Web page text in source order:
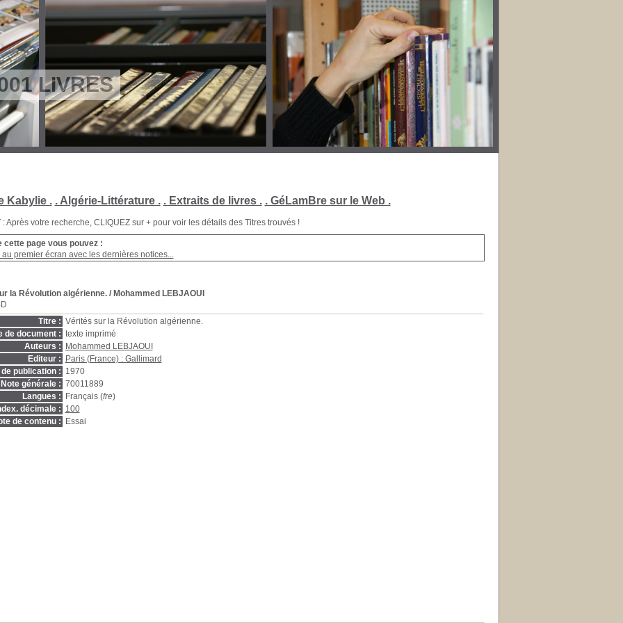
LIVRES
Kabylie . . Algérie-Littérature . . Extraits de livres . . GéLamBre sur le Web .
: Après votre recherche, CLIQUEZ sur + pour voir les détails des Titres trouvés !
cette page vous pouvez :
au premier écran avec les dernières notices...
la Révolution algérienne./ Mohammed LEBJAOUI
Titre : Vérités sur la Révolution algérienne.
de document : texte imprimé
Auteurs :
Mohammed LEBJAOUI
Editeur :
Paris (France) : Gallimard
publication : 1970
Note générale : 70011889
Langues :
Français (fre)
décimale : 100
de contenu :
Essai